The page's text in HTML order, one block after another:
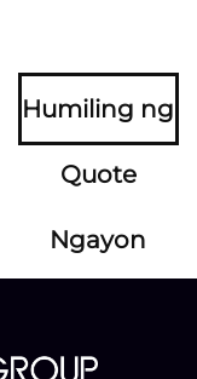
Humiling ng
Quote
Ngayon